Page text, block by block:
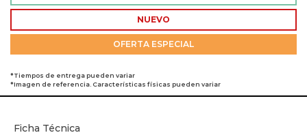
NUEVO
OFERTA ESPECIAL
*Tiempos de entrega pueden variar
*Imagen de referencia. Características físicas pueden variar
Ficha Técnica